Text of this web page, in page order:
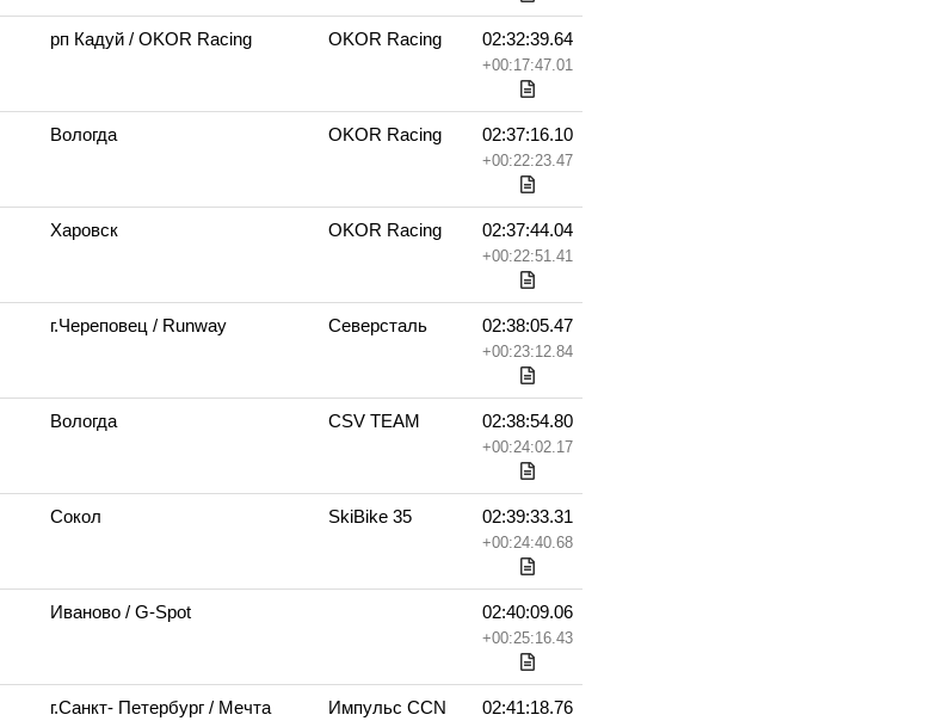
рп Кадуй / OKOR Racing OKOR Racing 02:32:39.64
+00:17:47.01
Вологда OKOR Racing 02:37:16.10
+00:22:23.47
Харовск OKOR Racing 02:37:44.04
+00:22:51.41
г.Череповец / Runway Северсталь 02:38:05.47
+00:23:12.84
Вологда CSV TEAM 02:38:54.80
+00:24:02.17
Сокол SkiBike 35 02:39:33.31
+00:24:40.68
Иваново / G-Spot 02:40:09.06
+00:25:16.43
г.Санкт- Петербург / Мечта
Импульс CCN
02:41:18.76